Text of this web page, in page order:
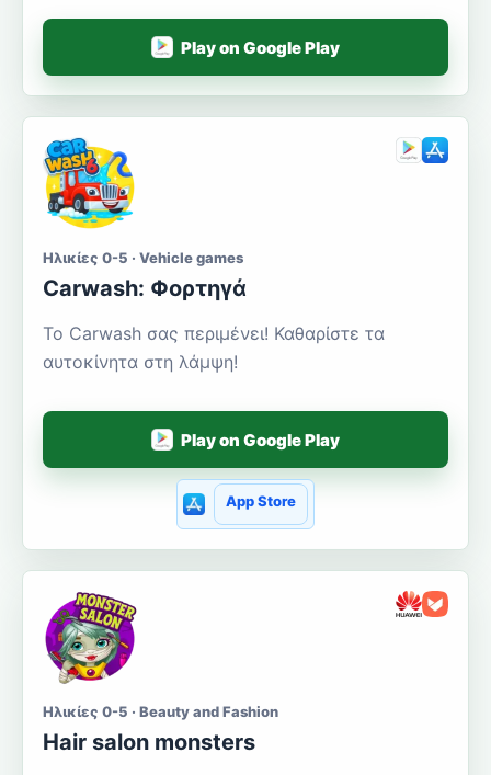
Play on Google Play
Ηλικίες 0-5 · Vehicle games
Carwash: Φορτηγά
Το Carwash σας περιμένει! Καθαρίστε τα
αυτοκίνητα στη λάμψη!
Play on Google Play
App Store
Ηλικίες 0-5 · Beauty and Fashion
Hair salon monsters